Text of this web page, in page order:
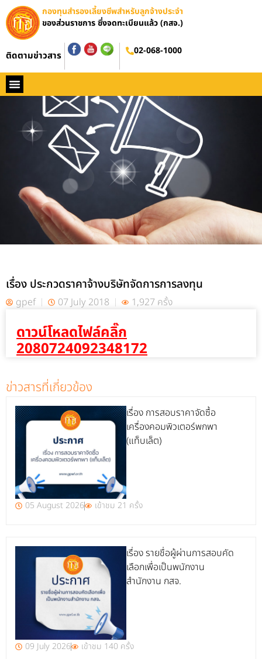
กองทุนสำรองเลี้ยงชีพสำหรับลูกจ้างประจำ
ของส่วนราชการ ซึ่งจดทะเบียนแล้ว (กสจ.)
ติดตามข่าวสาร 02-068-1000
เรื่อง ประกวดราคาจ้างบริษัทจัดการการลงทุน
gpef 07 July 2018 1,927 ครั้ง
ดาวน์โหลดไฟล์คลิ๊ก
2080724092348172
ข่าวสารที่เกี่ยวข้อง
เรื่อง การสอบราคาจัดซื้อ
เครื่องคอมพิวเตอร์พกพา
(แท็บเล็ต)
05 August 2026 เข้าชม 21 ครั้ง
เรื่อง รายชื่อผู้ผ่านการสอบคัด
เลือกเพื่อเป็นพนักงาน
สำนักงาน กสจ.
09 July 2026 เข้าชม 140 ครั้ง